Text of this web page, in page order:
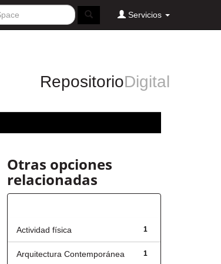
Servicios
RepositorioDigital
Otras opciones
relacionadas
1
Actividad física
1
Arquitectura Contemporánea